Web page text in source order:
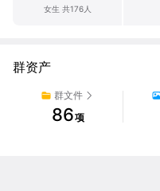
女生 共176人
群资产
群文件
86项